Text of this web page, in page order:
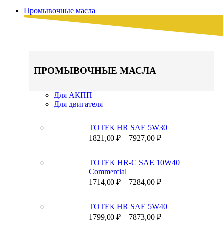
Промывочные масла
ПРОМЫВОЧНЫЕ МАСЛА
Для АКПП
Для двигателя
ТОТЕК HR SAE 5W30
1821,00 ₽ – 7927,00 ₽
TOTEK HR-C SAE 10W40
Commercial
1714,00 ₽ – 7284,00 ₽
ТОТЕК HR SAE 5W40
1799,00 ₽ – 7873,00 ₽